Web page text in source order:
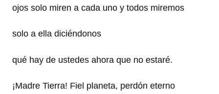
ojos solo miren a cada uno y todos miremos
solo a ella diciéndonos
qué hay de ustedes ahora que no estaré.
¡Madre Tierra! Fiel planeta, perdón eterno